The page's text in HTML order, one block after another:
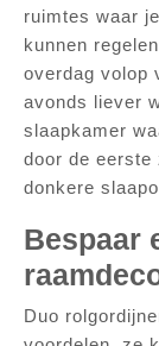
ruimtes waar
kunnen
overdag volop
avonds liever
slaapkamer
door de eerste
donkere
Bespaar
Duo